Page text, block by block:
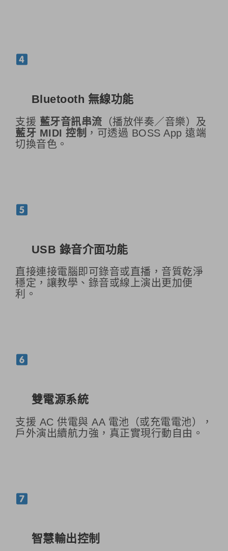
Bluetooth 無線功能
支援 藍牙音訊串流 （播放伴奏／音樂）及
藍牙 MIDI 控制 ，可透過 BOSS App 遠端
切換音色。
USB 錄音介面功能
直接連接電腦即可錄音或直播，音質乾淨
穩定，讓教學、錄音或線上演出更加便
利。
雙電源系統
支援 AC 供電與 AA 電池（或充電電池），
戶外演出續航力強，真正實現行動自由。
智慧輸出控制